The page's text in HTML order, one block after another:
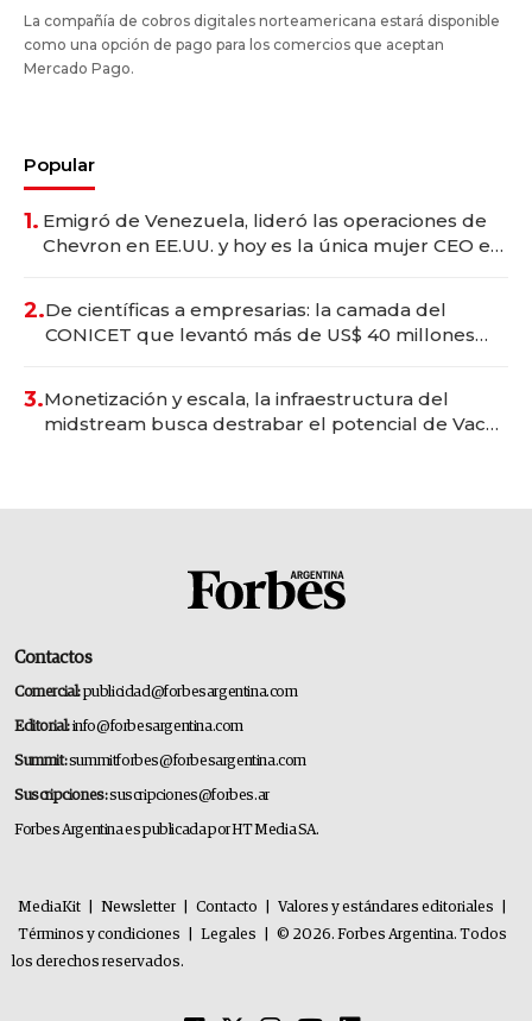
La compañía de cobros digitales norteamericana estará disponible
como una opción de pago para los comercios que aceptan
Mercado Pago.
Popular
1. Emigró de Venezuela, lideró las operaciones de
Chevron en EE.UU. y hoy es la única mujer CEO en
2.De científicas a empresarias: la camada del
CONICET que levantó más de US$ 40 millones
3.Monetización y escala, la infraestructura del
midstream busca destrabar el potencial de Vaca
Contactos
Comercial:publicidad@forbesargentina.com
Editorial:info@forbesargentina.com
Summit:summitforbes@forbesargentina.com
Suscripciones:suscripciones@forbes.ar
Forbes Argentina es publicada por HT Media SA.
MediaKit Newsletter Contacto Valores y estándares editoriales
Términos y condiciones
Legales
© 2026. Forbes Argentina. Todos
los derechos reservados.